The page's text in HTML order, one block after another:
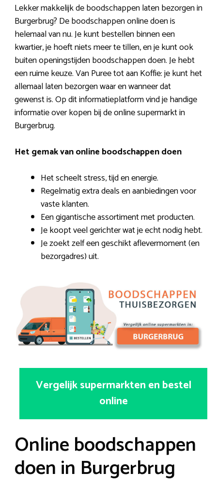
Lekker makkelijk de boodschappen laten bezorgen in
Burgerbrug? De boodschappen online doen is
helemaal van nu. Je kunt bestellen binnen een
kwartier, je hoeft niets meer te tillen, en je kunt ook
buiten openingstijden boodschappen doen. Je hebt
een ruime keuze. Van Puree tot aan Koffie: je kunt het
allemaal laten bezorgen waar en wanneer dat
gewenst is. Op dit informatieplatform vind je handige
informatie over kopen bij de online supermarkt in
Burgerbrug.
Het gemak van online boodschappen doen
Het scheelt stress, tijd en energie.
Regelmatig extra deals en aanbiedingen voor
vaste klanten.
Een gigantische assortiment met producten.
Je koopt veel gerichter wat je echt nodig hebt.
Je zoekt zelf een geschikt aflevermoment (en
bezorgadres) uit.
Vergelijk supermarkten en bestel
online
Online boodschappen
doen in Burgerbrug